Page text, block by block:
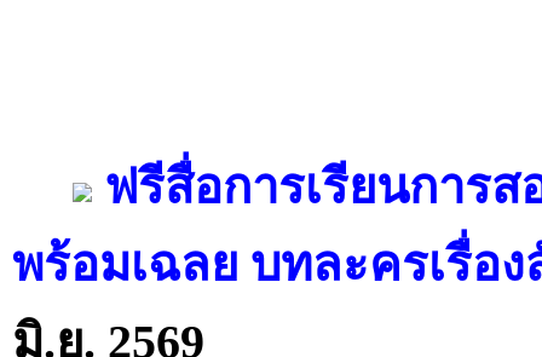
ฟรีสื่อการเรียนการ
พร้อมเฉลย บทละครเรื่อ
มิ.ย. 2569